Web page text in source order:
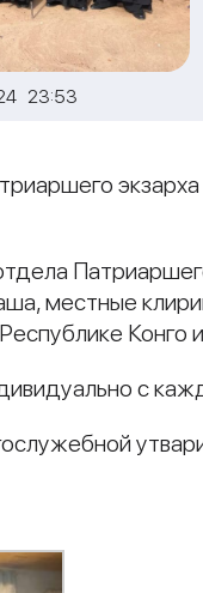
23:53
местные
Конго
с